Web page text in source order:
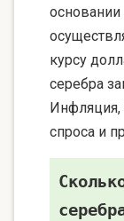
курсу
серебра
спроса и